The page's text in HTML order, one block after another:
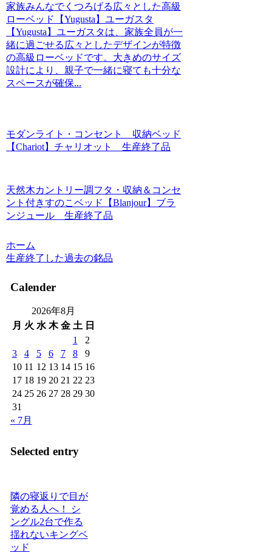
家族みんなでくつろげる広々とした高級
ローベッド【Yugusta】ユーガスタ
【Yugusta】ユーガスタは、家族全員が一
緒に過ごせる広々としたデザインが特徴
の高級ローベッドです。大きめのサイズ
設計により、親子で一緒に寝ても十分な
スペースが確保...
モダンライト・コンセント 収納ベッド
【Chariot】チャリオット 生産終了品
天然木カントリー調フタ・収納＆コンセ
ント付きすのこベッド【Blanjour】ブラ
ンジュール 生産終了品
ホーム
生産終了した過去の銘品
Calender
2026年8月
月 火 水 木 金 土 日
1
2
3
4 5 6 7 8
9
10 11 12 13 14 15 16
17 18 19 20 21 22 23
24 25 26 27 28 29 30
31
« 7月
Selected entry
隣の寝返りで目が
覚める人へ！ シ
ングル2台で作る
揺れないキングベ
ッド